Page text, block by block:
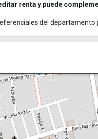
renta y puede
del departamento